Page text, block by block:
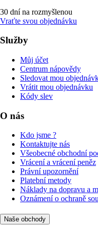
30 dní na rozmyšlenou
Vraťte svou objednávku
Služby
Můj účet
Centrum nápovědy
Sledovat mou
Vrátit mou objednávku
Kódy slev
O nás
Kdo jsme ?
Kontaktujte nás
Všeobecné obchodní
Vrácení a vrácení peněz
Právní upozornění
Platební metody
Náklady na dopravu a
Oznámení o ochraně
Naše obchody